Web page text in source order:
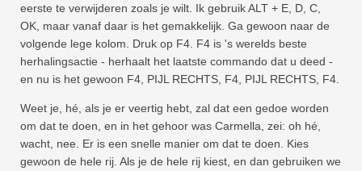
eerste te verwijderen zoals je wilt. Ik gebruik ALT + E, D, C,
OK, maar vanaf daar is het gemakkelijk. Ga gewoon naar de
volgende lege kolom. Druk op F4. F4 is 's werelds beste
herhalingsactie - herhaalt het laatste commando dat u deed -
en nu is het gewoon F4, PIJL RECHTS, F4, PIJL RECHTS, F4.
Weet je, hé, als je er veertig hebt, zal dat een gedoe worden
om dat te doen, en in het gehoor was Carmella, zei: oh hé,
wacht, nee. Er is een snelle manier om dat te doen. Kies
gewoon de hele rij. Als je de hele rij kiest, en dan gebruiken we